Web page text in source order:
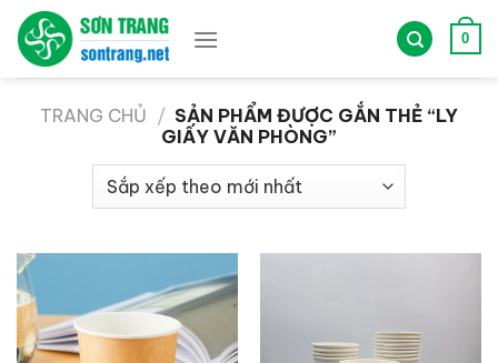
qua
0
TRANG CHỦ / SẢN PHẨM ĐƯỢC GẮN THẺ “LY
GIẤY VĂN PHÒNG”